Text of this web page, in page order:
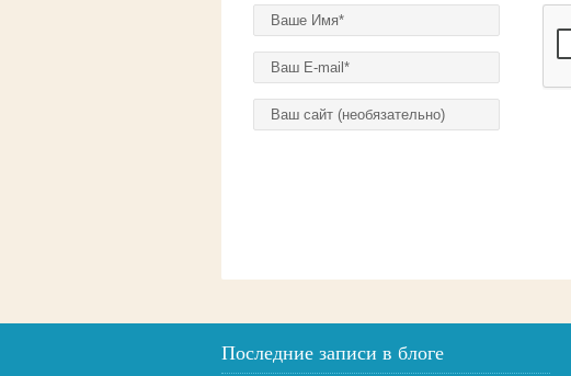
Ваше имя*
E-mail *
Домашняя страница
Последние записи в блоге